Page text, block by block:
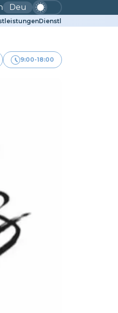
Deu
Dienstleistungen für
9:00-18:00